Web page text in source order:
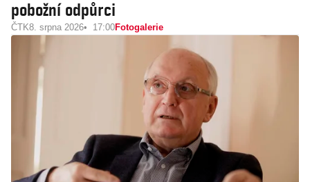
pobožní odpůrci
ČTK8. srpna 2026 17:00Fotogalerie